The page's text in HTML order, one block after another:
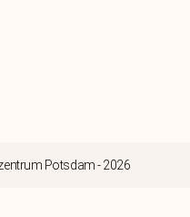
Potsdam - 2026